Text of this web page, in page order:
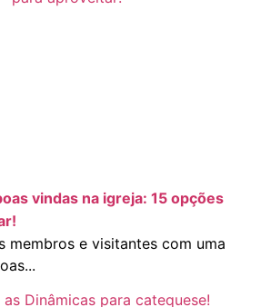
vindas na igreja: 15 opções
membros e visitantes com uma